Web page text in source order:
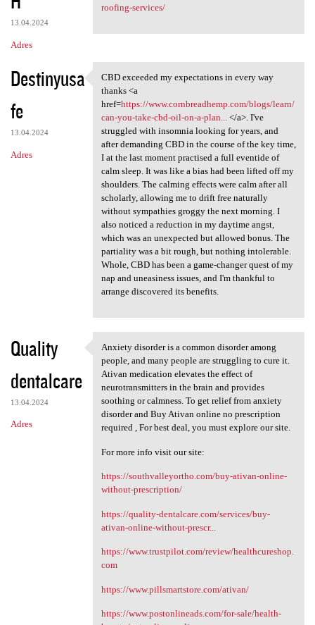
13.04.2024
Adres
roofing-services/
Destinyusa
fe
13.04.2024
Adres
CBD exceeded my expectations
CBD exceeded my expectations in every way
thanks <a
href=https://www.cornbreadhemp.com/blogs/learn/
can-you-take-cbd-oil-on-a-plan...</a>. I've
struggled with insomnia looking for years, and
after demanding CBD in the course of the key time,
I at the last moment practised a full eventide of
calm sleep. It was like a bias had been lifted off my
shoulders. The calming effects were calm after all
scholarly, allowing me to drift free naturally
without sympathies groggy the next morning. I
also noticed a reduction in my daytime angst,
which was an unexpected but allowed bonus. The
partiality was a bit rough, but nothing intolerable.
Whole, CBD has been a game-changer quest of my
nap and uneasiness issues, and I'm thankful to
arrange discovered its benefits.
Quality
dentalcare
13.04.2024
Adres
Anxiety disorder is a common
Anxiety disorder is a common disorder among
people, and many people are struggling to cure it.
Ativan medication elevates the effect of
neurotransmitters in the brain and provides
soothing or calmness. To get relief from anxiety
disorder and Buy Ativan online no prescription
required , For best deal, you must explore our site.
For more info visit our site:
https://southvalleyortho.com/buy-ativan-online-
without-prescription/
https://quality-dentalcare.com/services/buy-
ativan-online-without-prescr...
https://www.trustpilot.com/review/healthcureshop.
com
https://www.pillsmartstore.com/ativan/
https://www.postonlineads.com/for-sale/health-